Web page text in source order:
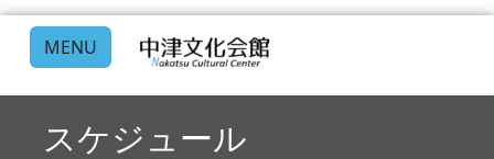
MENU
スケジュール